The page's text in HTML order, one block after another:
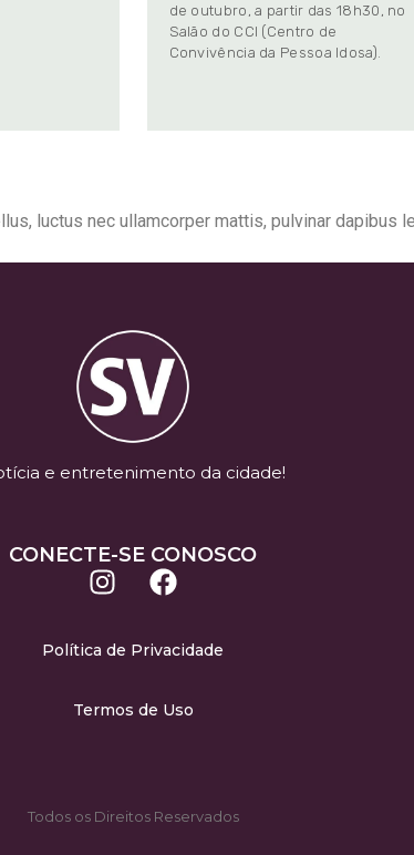
de outubro, a partir das 18h30, no
Salão do CCI (Centro de
Convivência da Pessoa Idosa).
luctus nec ullamcorper mattis, pulvinar dapibus
e entretenimento da cidade!
CONECTE-SE CONOSCO
Política de Privacidade
Termos de Uso
Todos os Direitos Reservados